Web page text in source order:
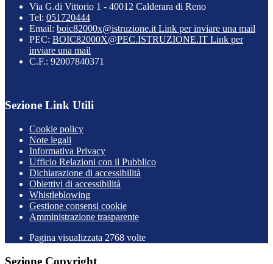
Via G.di Vittorio 1 - 40012 Calderara di Reno
Tel: 051720444
Email: boic82000x@istruzione.it Link per inviare una mail
PEC: BOIC82000X@PEC.ISTRUZIONE.IT Link per
inviare una mail
C.F.: 92007840371
Sezione Link Utili
Cookie policy
Note legali
Informativa Privacy
Ufficio Relazioni con il Pubblico
Dichiarazione di accessibilità
Obiettivi di accessibilità
Whistleblowing
Gestione consensi cookie
Amministrazione trasparente
Pagina visualizzata 2768 volte
Sezione Copyright